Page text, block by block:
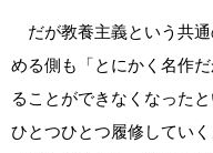
だが教養主義という共
める側も「とにかく名作
ることができなくなった
ひとつひとつ履修してい